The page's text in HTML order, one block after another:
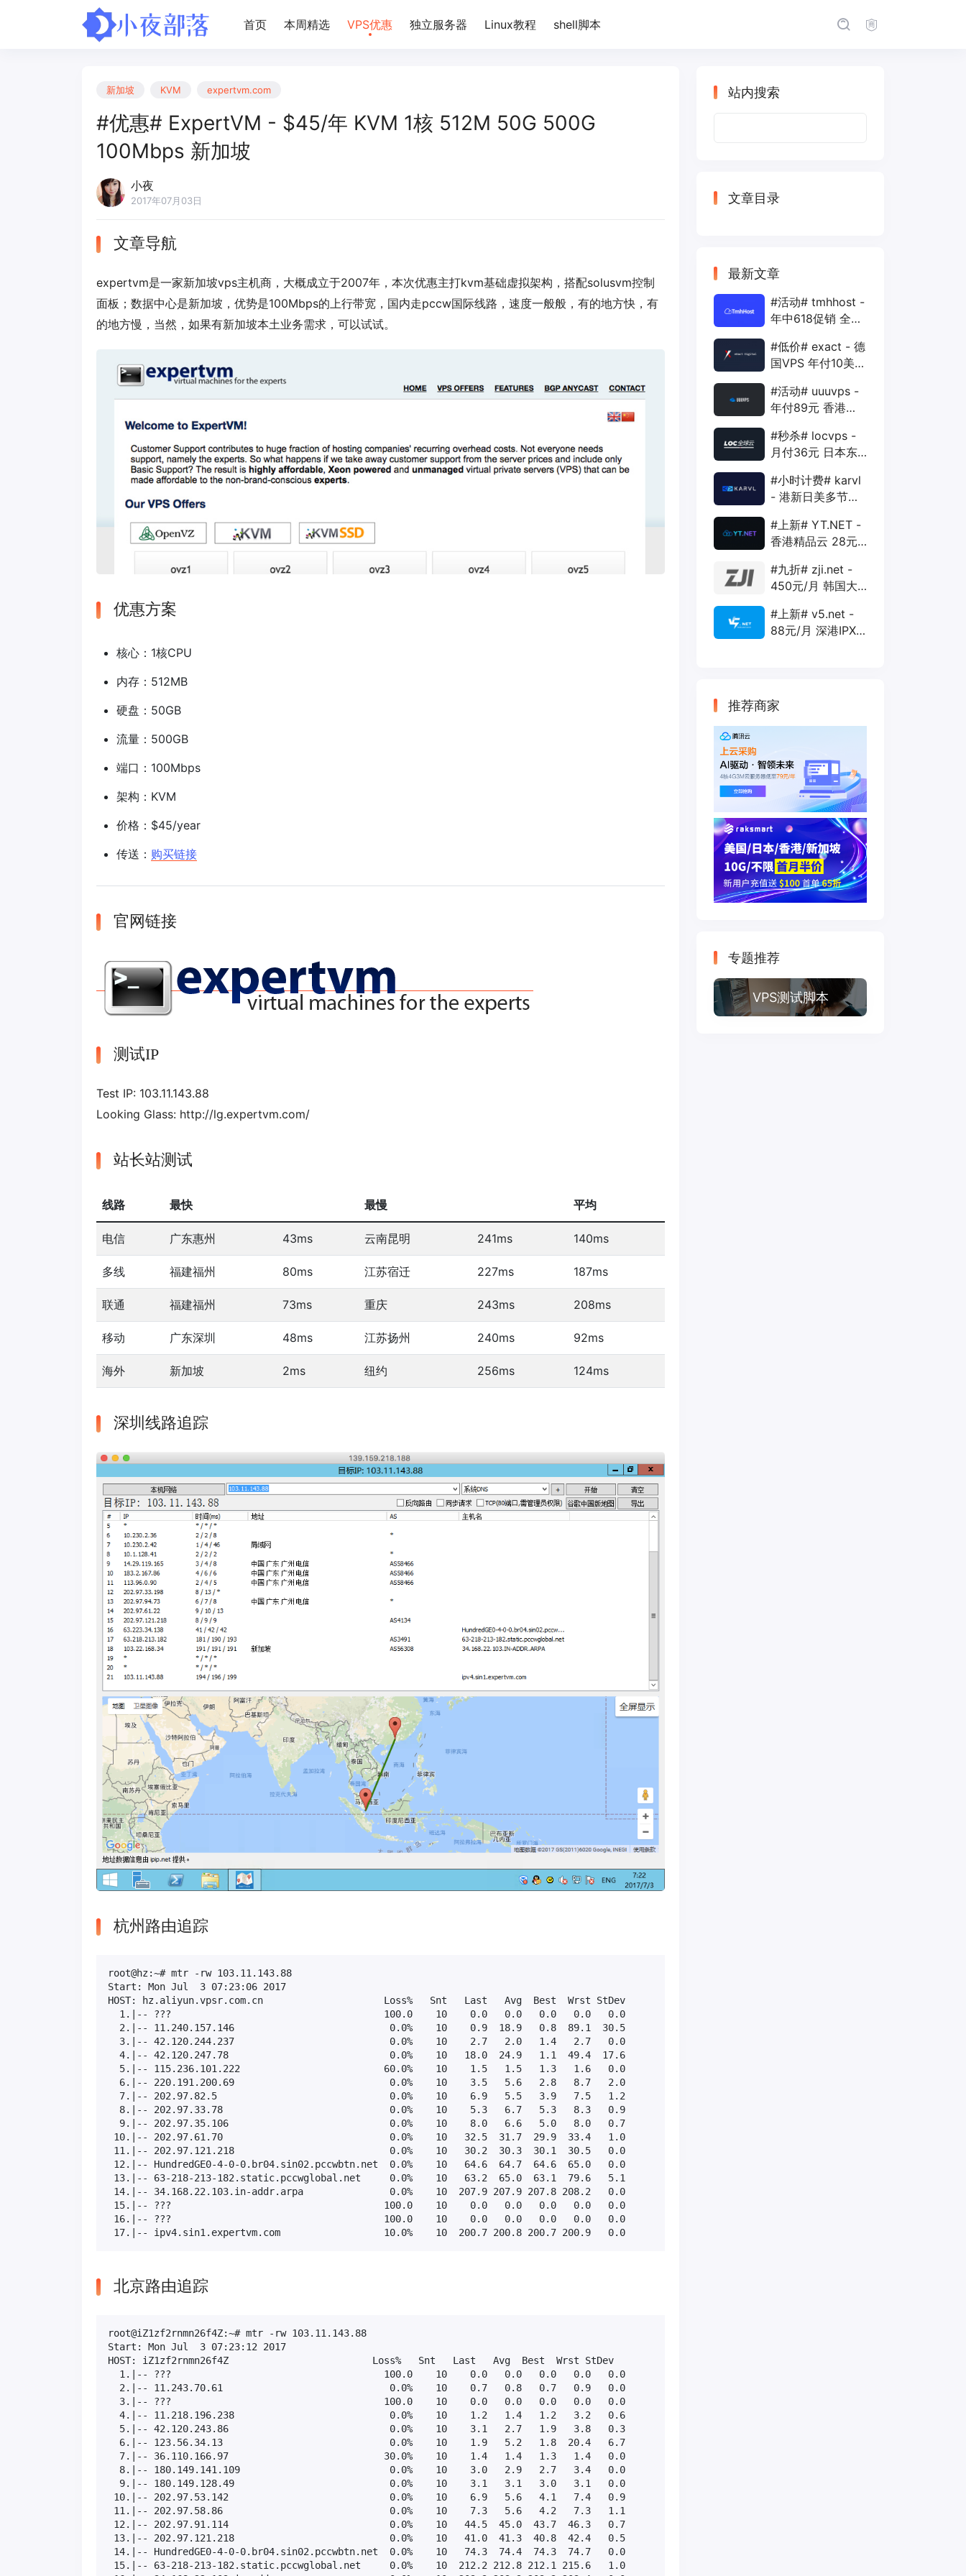
首页 本周精选 VPS优惠 独立服务器 Linux教程 shell脚本
新加坡 KVM expertvm.com
#优惠# ExpertVM - $45/年 KVM 1核 512M 50G 500G
100Mbps 新加坡
小夜
2017年07月03日
文章导航
expertvm是一家新加坡vps主机商，大概成立于2007年，本次优惠主打kvm基础虚拟架构，搭配solusvm控制
面板；数据中心是新加坡，优势是100Mbps的上行带宽，国内走pccw国际线路，速度一般般，有的地方快，有
的地方慢，当然，如果有新加坡本土业务需求，可以试试。
优惠方案
核心：1核CPU
内存：512MB
硬盘：50GB
流量：500GB
端口：100Mbps
架构：KVM
价格：$45/year
传送： 购买链接
官网链接
测试IP
Test IP: 103.11.143.88
Looking Glass: http://lg.expertvm.com/
站长站测试
线路 最快 最慢 平均
电信 广东惠州 43ms 云南昆明 241ms 140ms
多线 福建福州 80ms 江苏宿迁 227ms 187ms
联通 福建福州 73ms 重庆 243ms 208ms
移动 广东深圳 48ms 江苏扬州 240ms 92ms
海外 新加坡 2ms 纽约 256ms 124ms
深圳线路追踪
杭州路由追踪
root@hz:~# mtr -rw 103.11.143.88
Start: Mon Jul  3 07:23:06 2017
HOST: hz.aliyun.vpsr.com.cn                     Loss%   Snt   Last   Avg  Best  Wrst StDev
  1.|-- ???                                     100.0    10    0.0   0.0   0.0   0.0   0.0
  2.|-- 11.240.157.146                           0.0%    10    0.9  18.9   0.8  89.1  30.5
  3.|-- 42.120.244.237                           0.0%    10    2.7   2.0   1.4   2.7   0.0
  4.|-- 42.120.247.78                            0.0%    10   18.0  24.9   1.1  49.4  17.6
  5.|-- 115.236.101.222                         60.0%    10    1.5   1.5   1.3   1.6   0.0
  6.|-- 220.191.200.69                           0.0%    10    3.5   5.6   2.8   8.7   2.0
  7.|-- 202.97.82.5                              0.0%    10    6.9   5.5   3.9   7.5   1.2
  8.|-- 202.97.33.78                             0.0%    10    5.3   6.7   5.3   8.3   0.9
  9.|-- 202.97.35.106                            0.0%    10    8.0   6.6   5.0   8.0   0.7
10.|-- 202.97.61.70                             0.0%    10   32.5  31.7  29.9  33.4   1.0
11.|-- 202.97.121.218                           0.0%    10   30.2  30.3  30.1  30.5   0.0
12.|-- HundredGE0-4-0-0.br04.sin02.pccwbtn.net  0.0%    10   64.6  64.7  64.6  65.0   0.0
13.|-- 63-218-213-182.static.pccwglobal.net     0.0%    10   63.2  65.0  63.1  79.6   5.1
14.|-- 34.168.22.103.in-addr.arpa               0.0%    10  207.9 207.9 207.8 208.2   0.0
15.|-- ???                                     100.0    10    0.0   0.0   0.0   0.0   0.0
16.|-- ???                                     100.0    10    0.0   0.0   0.0   0.0   0.0
17.|-- ipv4.sin1.expertvm.com                  10.0%    10  200.7 200.8 200.7 200.9   0.0
北京路由追踪
root@iZ1zf2rnmn26f4Z:~# mtr -rw 103.11.143.88
Start: Mon Jul  3 07:23:12 2017
HOST: iZ1zf2rnmn26f4Z                         Loss%   Snt   Last   Avg  Best  Wrst StDev
  1.|-- ???                                     100.0    10    0.0   0.0   0.0   0.0   0.0
  2.|-- 11.243.70.61                             0.0%    10    0.7   0.8   0.7   0.9   0.0
  3.|-- ???                                     100.0    10    0.0   0.0   0.0   0.0   0.0
  4.|-- 11.218.196.238                           0.0%    10    1.2   1.4   1.2   3.2   0.6
  5.|-- 42.120.243.86                            0.0%    10    3.1   2.7   1.9   3.8   0.3
  6.|-- 123.56.34.13                             0.0%    10    1.9   5.2   1.8  20.4   6.7
  7.|-- 36.110.166.97                           30.0%    10    1.4   1.4   1.3   1.4   0.0
  8.|-- 180.149.141.109                          0.0%    10    3.0   2.9   2.7   3.4   0.0
  9.|-- 180.149.128.49                           0.0%    10    3.1   3.1   3.0   3.1   0.0
10.|-- 202.97.53.142                            0.0%    10    6.9   5.6   4.1   7.4   0.9
11.|-- 202.97.58.86                             0.0%    10    7.3   5.6   4.2   7.3   1.1
12.|-- 202.97.91.114                            0.0%    10   44.5  45.0  43.7  46.3   0.7
13.|-- 202.97.121.218                           0.0%    10   41.0  41.3  40.8  42.4   0.5
14.|-- HundredGE0-4-0-0.br04.sin02.pccwbtn.net  0.0%    10   74.3  74.4  74.3  74.7   0.0
15.|-- 63-218-213-182.static.pccwglobal.net     0.0%    10  212.2 212.8 212.1 215.6   1.0
站内搜索
文章目录
最新文章
#活动# tmhhost -
年中618促销 全场
年付VPS
#低价# exact - 德
国VPS 年付10美元
1Gbps
#活动# uuuvps -
年付89元 香港
400G 30M
#秒杀# locvps -
月付36元 日本东
40G 1T 450Mbps
#小时计费# karvl
- 港新日美多节点
20G 5T 1Gbps
#上新# YT.NET -
香港精品云 28元/
AS10099+移动
CMI
#九折# zji.net -
450元/月 韩国大
优化和纯国际线路
#上新# v5.net -
88元/月 深港IPX
推荐商家
专题推荐
VPS测试脚本